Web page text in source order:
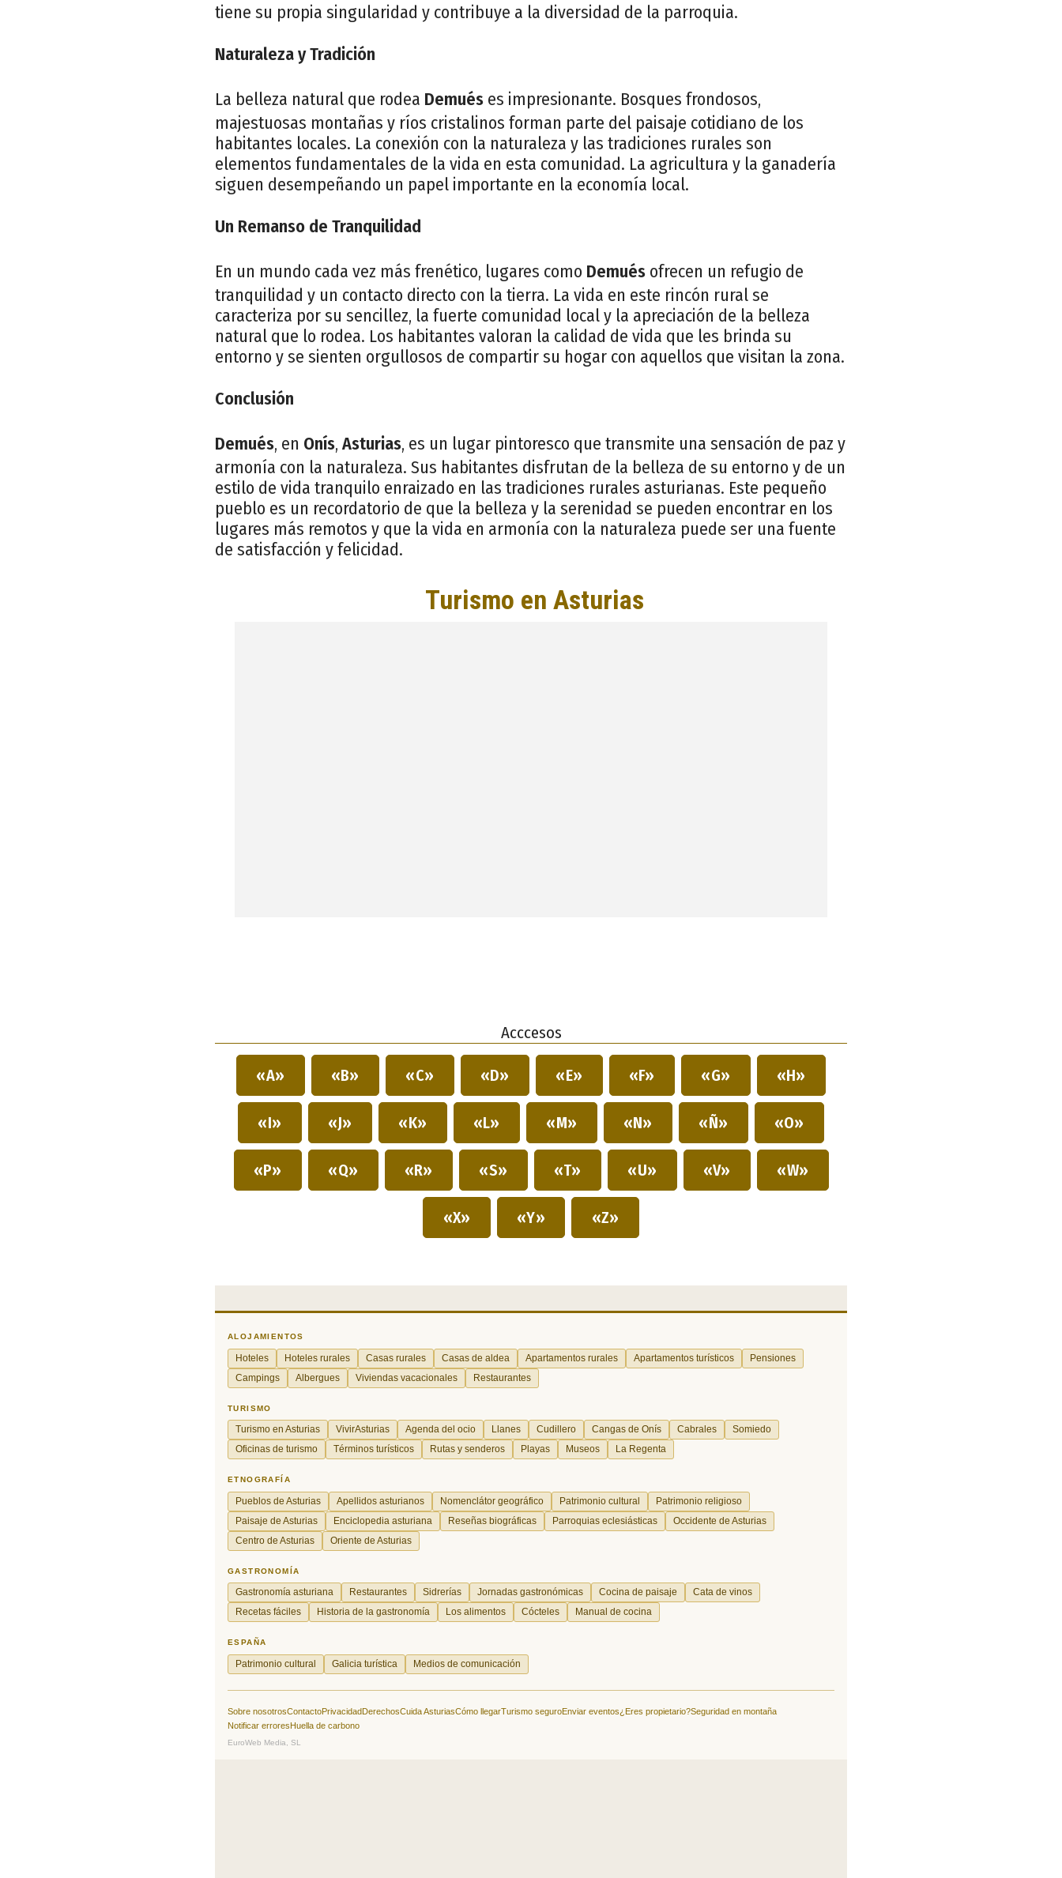
tiene su propia singularidad y contribuye a la diversidad de la parroquia.
Naturaleza y Tradición
La belleza natural que rodea Demués es impresionante. Bosques frondosos,
majestuosas montañas y ríos cristalinos forman parte del paisaje cotidiano de los
habitantes locales. La conexión con la naturaleza y las tradiciones rurales son
elementos fundamentales de la vida en esta comunidad. La agricultura y la ganadería
siguen desempeñando un papel importante en la economía local.
Un Remanso de Tranquilidad
En un mundo cada vez más frenético, lugares como Demués ofrecen un refugio de
tranquilidad y un contacto directo con la tierra. La vida en este rincón rural se
caracteriza por su sencillez, la fuerte comunidad local y la apreciación de la belleza
natural que lo rodea. Los habitantes valoran la calidad de vida que les brinda su
entorno y se sienten orgullosos de compartir su hogar con aquellos que visitan la zona.
Conclusión
Demués, en Onís, Asturias, es un lugar pintoresco que transmite una sensación de paz y
armonía con la naturaleza. Sus habitantes disfrutan de la belleza de su entorno y de un
estilo de vida tranquilo enraizado en las tradiciones rurales asturianas. Este pequeño
pueblo es un recordatorio de que la belleza y la serenidad se pueden encontrar en los
lugares más remotos y que la vida en armonía con la naturaleza puede ser una fuente
de satisfacción y felicidad.
Acccesos
«A» «B» «C» «D» «E» «F» «G» «H»
«I» «J» «K» «L» «M» «N» «Ñ» «O»
«P» «Q» «R» «S» «T» «U» «V» «W»
«X» «Y» «Z»